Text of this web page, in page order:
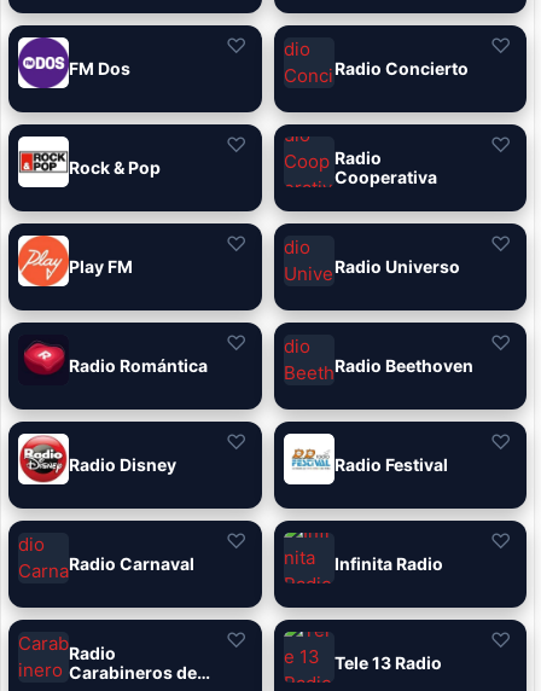
FM Dos
♡
Radio Concierto
♡
Rock & Pop
♡
Radio
Cooperativa
♡
Play FM
♡
Radio Universo
♡
Radio Romántica
♡
Radio Beethoven
♡
Radio Disney
♡
Radio Festival
♡
Radio Carnaval
♡
Infinita Radio
♡
Radio
Carabineros de
♡
Tele 13 Radio
♡